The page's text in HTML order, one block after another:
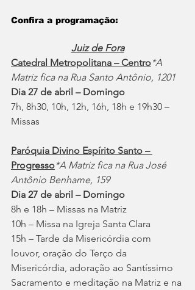
Confira a programação:
Juiz de Fora
Catedral Metropolitana – Centro*A
Matriz fica na Rua Santo Antônio, 1201
Dia 27 de abril – Domingo
7h, 8h30, 10h, 12h, 16h, 18h e 19h30 –
Missas
Paróquia Divino Espírito Santo –
Progresso*A Matriz fica na Rua José
Antônio Benhame, 159
Dia 27 de abril – Domingo
8h e 18h – Missas na Matriz
10h – Missa na Igreja Santa Clara
15h – Tarde da Misericórdia com
louvor, oração do Terço da
Misericórdia, adoração ao Santíssimo
Sacramento e meditação na Matriz e na